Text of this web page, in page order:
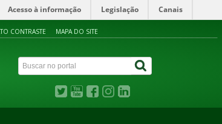
Acesso à informação Legislação Canais
CONTRASTE MAPA DO SITE